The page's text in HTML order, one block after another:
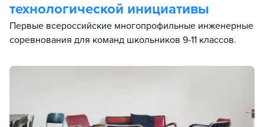
технологической инициативы
Первые всероссийские многопрофильные инженерные
соревнования для команд школьников 9-11 классов.